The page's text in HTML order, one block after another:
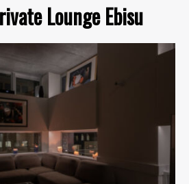
Lounge Ebisu